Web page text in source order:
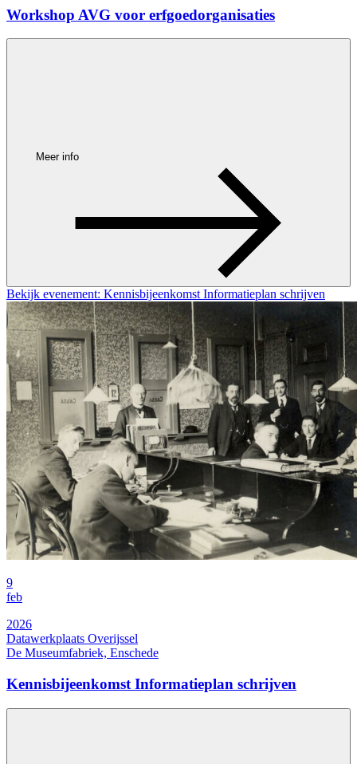
Workshop AVG voor erfgoedorganisaties
Meer info
Bekijk evenement: Kennisbijeenkomst Informatieplan schrijven
9
feb
2026
Datawerkplaats Overijssel
De Museumfabriek, Enschede
Kennisbijeenkomst Informatieplan schrijven